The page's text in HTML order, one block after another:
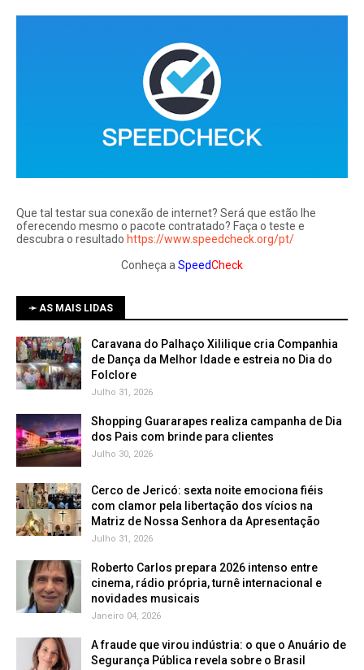
Que tal testar sua conexão de internet? Será que estão lhe
oferecendo mesmo o pacote contratado? Faça o teste e
descubra o resultado https://www.speedcheck.org/pt/
Conheça a SpeedCheck
➛ AS MAIS LIDAS
Caravana do Palhaço Xililique cria Companhia
de Dança da Melhor Idade e estreia no Dia do
Folclore
Julho 31, 2026
Shopping Guararapes realiza campanha de Dia
dos Pais com brinde para clientes
Julho 30, 2026
Cerco de Jericó: sexta noite emociona fiéis
com clamor pela libertação dos vícios na
Matriz de Nossa Senhora da Apresentação
Julho 31, 2026
Roberto Carlos prepara 2026 intenso entre
cinema, rádio própria, turnê internacional e
novidades musicais
Janeiro 04, 2026
A fraude que virou indústria: o que o Anuário de
Segurança Pública revela sobre o Brasil